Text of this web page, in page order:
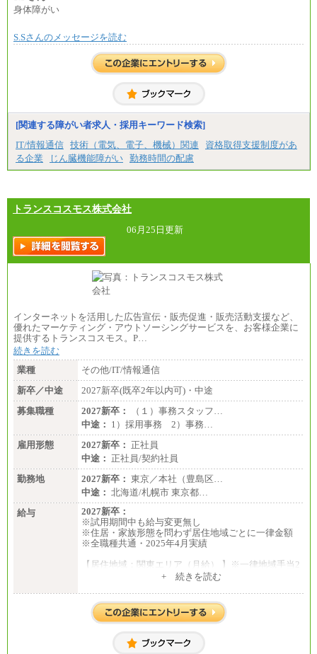
身体障がい
S.Sさんのメッセージを読む
[関連する障がい者求人・採用キーワード検索]
IT/情報通信 技術（電気、電子、機械）関連
資格取得支援制度があ
る企業
じん臓機能障がい 勤務時間の配慮
トランスコスモス株式会社
06月25日更新
インターネットを活用した広告宣伝・販売促進・販売活動支援など、
優れたマーケティング・アウトソーシングサービスを、お客様企業に
提供するトランスコスモス。P…
続きを読む
業種
その他/IT/情報通信
新卒／中途
2027新卒(既卒2年以内可)・中途
募集職種
2027新卒：
（１）事務スタッフ…
中途： 1）採用事務 2）事務…
雇用形態
2027新卒： 正社員
中途： 正社員/契約社員
勤務地
2027新卒： 東京／本社（豊島区…
中途： 北海道/札幌市 東京都…
給与
2027新卒：
※試用期間中も給与変更無し
※住居・家族形態を問わず居住地域ごとに一律金額
※全職種共通・2025年4月実績
【居住地域：関東エリア（月給） 】※一律地域手当2
大学卒：250,000円
高専卒：244,800円
短大・専門3年制卒：235,300円
専門1年制卒：212,900円
+ 続きを読む